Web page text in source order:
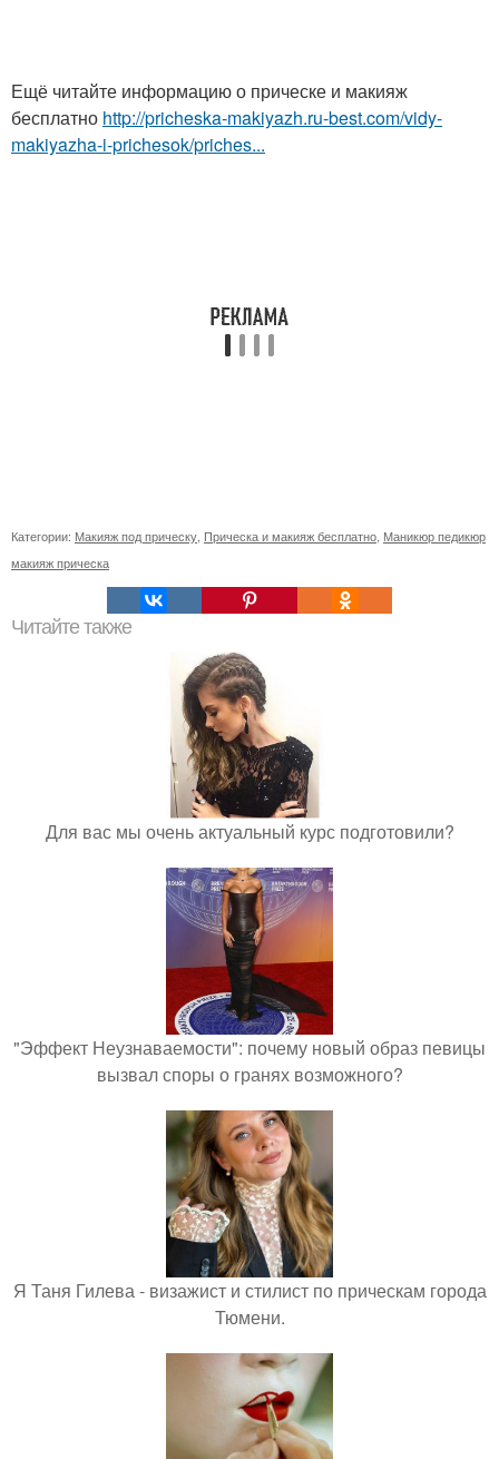
Ещё читайте информацию о прическе и макияж
бесплатно http://pricheska-makiyazh.ru-best.com/vidy-
makiyazha-i-prichesok/priches...
Категории: Макияж под прическу Прическа и макияж бесплатно Маникюр педикюр
макияж прическа
Читайте также
Для вас мы очень актуальный курс подготовили?
"Эффект Неузнаваемости": почему новый образ певицы
вызвал споры о гранях возможного?
Я Таня Гилева - визажист и стилист по прическам города
Тюмени.